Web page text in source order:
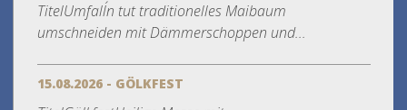
TitelUmfall´n tut traditionelles Maibaum
umschneiden mit Dämmerschoppen und...
15.08.2026 - GÖLKFEST